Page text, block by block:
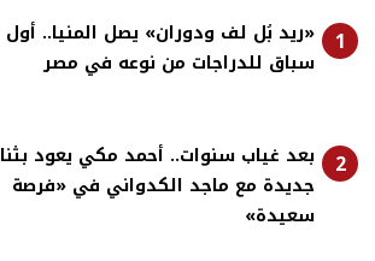
1
«ريد بُل لف ودوران» يصل المنيا.. أول
سباق للدراجات من نوعه في مصر
2
بعد غياب سنوات.. أحمد مكي يعود
جديدة مع ماجد الكدواني في «فرصة
سعيدة»